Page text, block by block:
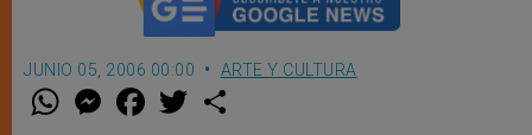
JUNIO 05, 2006 00:00 ARTE Y CULTURA
W M
e
F
a w